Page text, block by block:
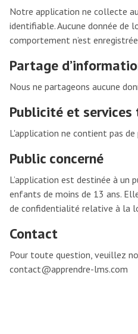
Notre application ne collecte
identifiable. Aucune donnée de
comportement n’est
Partage
Nous ne partageons aucune
Publicité et services
L'application ne contient pas
Public concerné
L’application est destinée à un
enfants de moins de 13 ans.
de confidentialité relative à la
Contact
Pour toute question, veuillez
contact@apprendre-lms.com